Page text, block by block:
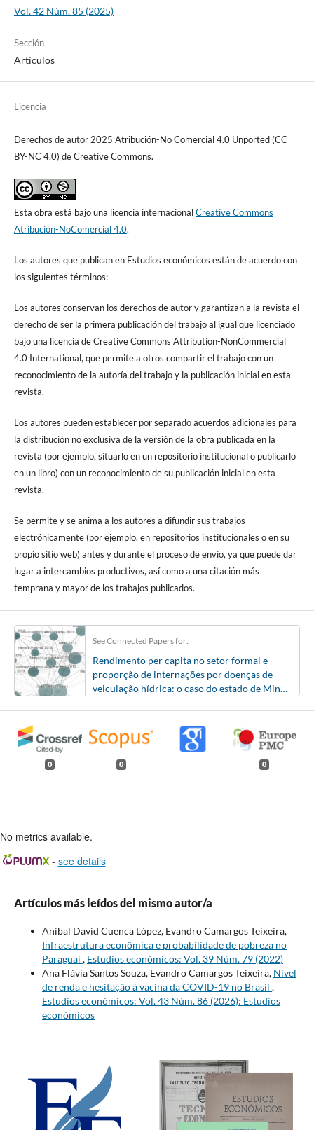
Vol. 42 Núm. 85 (2025)
Sección
Artículos
Licencia
Derechos de autor 2025 Atribución-No Comercial 4.0 Unported (CC
BY-NC 4.0) de Creative Commons.
Esta obra está bajo una licencia internacionalCreative Commons
Atribución-NoComercial 4.0.
Los autores que publican en Estudios económicos están de acuerdo con
los siguientes términos:
Los autores conservan los derechos de autor y garantizan a la revista el
derecho de ser la primera publicación del trabajo al igual que licenciado
bajo una licencia de Creative Commons Attribution-NonCommercial
4.0 International, que permite a otros compartir el trabajo con un
reconocimiento de la autoría del trabajo y la publicación inicial en esta
revista.
Los autores pueden establecer por separado acuerdos adicionales para
la distribución no exclusiva de la versión de la obra publicada en la
revista (por ejemplo, situarlo en un repositorio institucional o publicarlo
en un libro) con un reconocimiento de su publicación inicial en esta
revista.
Se permite y se anima a los autores a difundir sus trabajos
electrónicamente (por ejemplo, en repositorios institucionales o en su
propio sitio web) antes y durante el proceso de envío, ya que puede dar
lugar a intercambios productivos, así como a una citación más
temprana y mayor de los trabajos publicados.
See Connected Papers for:
Rendimento per capita no setor formal e
proporção de internações por doenças de
veiculação hídrica: o caso do estado de Minas
0 0 0
No metrics available.
- see details
Artículos más leídos del mismo autor/a
Anibal David Cuenca López, Evandro Camargos Teixeira,
Infraestrutura econômica e probabilidade de pobreza no
Paraguai , Estudios económicos: Vol. 39 Núm. 79 (2022)
Ana Flávia Santos Souza, Evandro Camargos Teixeira, Nível
de renda e hesitação à vacina da COVID-19 no Brasil ,
Estudios económicos: Vol. 43 Núm. 86 (2026): Estudios
económicos